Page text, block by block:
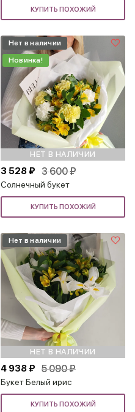
КУПИТЬ ПОХОЖИЙ
НЕТ В НАЛИЧИИ
Нет в наличии
Новинка!
3 528 ₽ 3 600 ₽
Солнечный букет
КУПИТЬ ПОХОЖИЙ
НЕТ В НАЛИЧИИ
Нет в наличии
4 938 ₽ 5 090 ₽
Букет Белый ирис
КУПИТЬ ПОХОЖИЙ